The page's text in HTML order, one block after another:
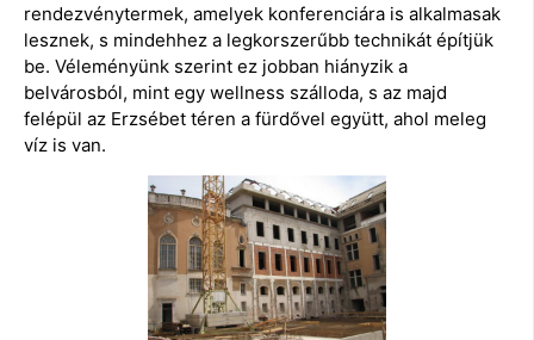
rendezvénytermek, amelyek konferenciára is alkalmasak
lesznek, s mindehhez a legkorszerűbb technikát építjük
be. Véleményünk szerint ez jobban hiányzik a
belvárosból, mint egy wellness szálloda, s az majd
felépül az Erzsébet téren a fürdővel együtt, ahol meleg
víz is van.